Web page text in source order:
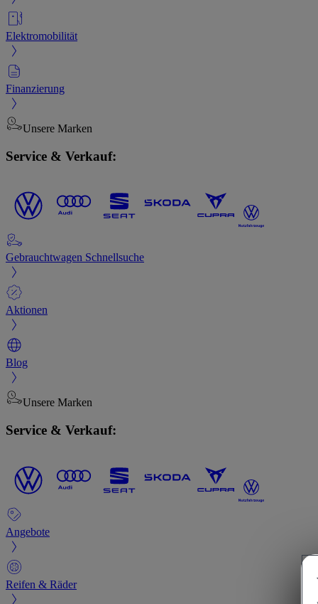
Elektromobilität
Finanzierung
Unsere Marken
Service & Verkauf:
Gebrauchtwagen Schnellsuche
Aktionen
Blog
Unsere Marken
Service & Verkauf:
Angebote
Reifen & Räder